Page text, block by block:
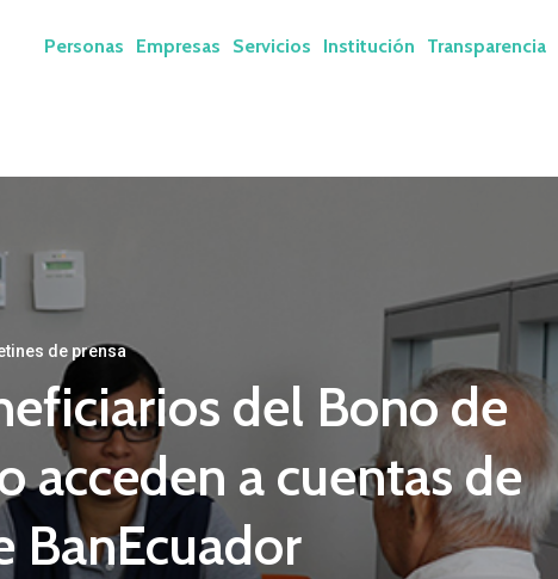
Personas Empresas Servicios Institución Transparencia
de prensa
del Bono de
acceden a cuentas de
BanEcuador